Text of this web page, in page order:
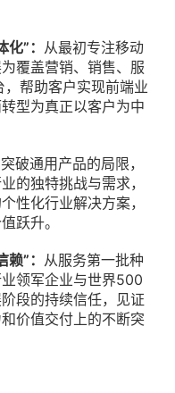
”： 从最初专注移动
覆盖营销、销售、服
，帮助客户实现前端业
型为真正以客户为中
突破通用产品的局限，
的独特挑战与需求，
性化行业解决方案，
跃升。
”： 从服务第一批种
领军企业与世界500
段的持续信任，见证
价值交付上的不断突